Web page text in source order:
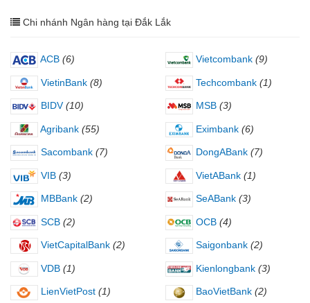
Chi nhánh Ngân hàng tại Đắk Lắk
ACB (6) Vietcombank (9)
VietinBank (8) Techcombank (1)
BIDV (10) MSB (3)
Agribank (55) Eximbank (6)
Sacombank (7) DongABank (7)
VIB (3) VietABank (1)
MBBank (2) SeABank (3)
SCB (2) OCB (4)
VietCapitalBank (2) Saigonbank (2)
VDB (1) Kienlongbank (3)
LienVietPost (1) BaoVietBank (2)